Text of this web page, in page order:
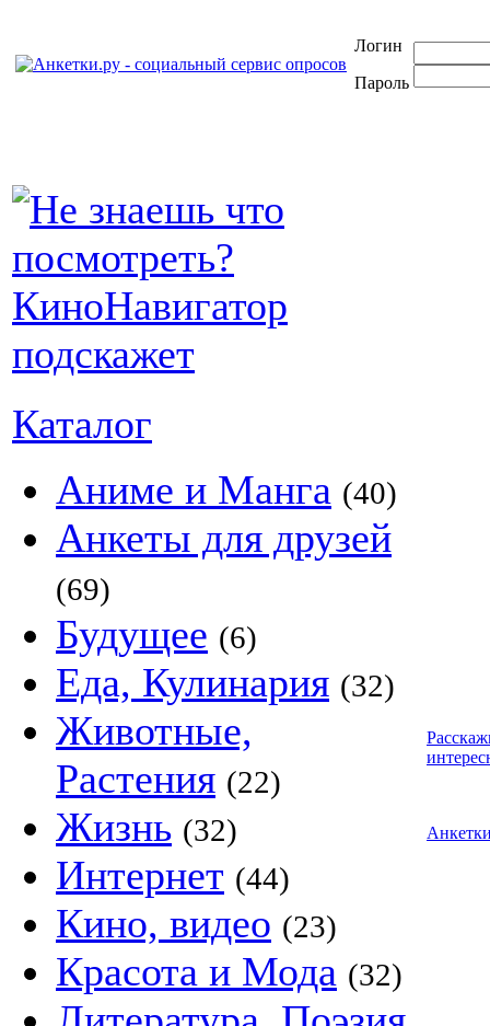
Логин
Пароль
Каталог
Аниме и Манга (40)
Анкеты для друзей
(69)
Будущее (6)
Еда, Кулинария (32)
Животные,
Растения (22)
Жизнь (32)
Интернет (44)
Кино, видео (23)
Красота и Мода (32)